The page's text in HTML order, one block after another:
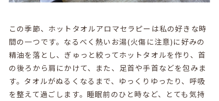
この季節、ホットタオルアロマセラピーは私の好きな時
間の一つです。なるべく熱いお湯(火傷に注意)に好みの
精油を落とし、ぎゅっと絞ってホットタオルを作り、首
の後ろから肩にかけて、また、足首や手首などを包みま
す。タオルがぬるくなるまで、ゆっくりゆったり、呼吸
を整えて過ごします。睡眠前のひと時など、とても気持